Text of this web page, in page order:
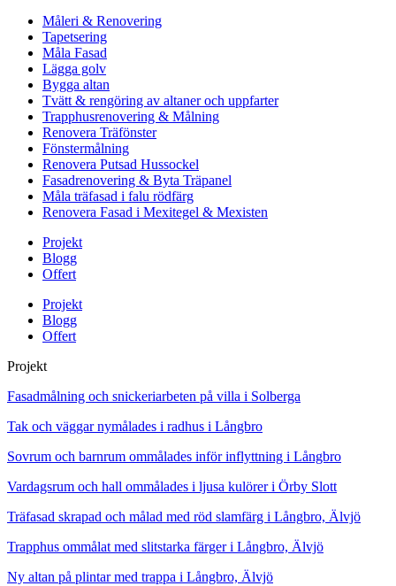
Måleri & Renovering
Tapetsering
Måla Fasad
Lägga golv
Bygga altan
Tvätt & rengöring av altaner och uppfarter
Trapphusrenovering & Målning
Renovera Träfönster
Fönstermålning
Renovera Putsad Hussockel
Fasadrenovering & Byta Träpanel
Måla träfasad i falu rödfärg
Renovera Fasad i Mexitegel & Mexisten
Projekt
Blogg
Offert
Projekt
Blogg
Offert
Projekt
Fasadmålning och snickeriarbeten på villa i Solberga
Tak och väggar nymålades i radhus i Långbro
Sovrum och barnrum ommålades inför inflyttning i Långbro
Vardagsrum och hall ommålades i ljusa kulörer i Örby Slott
Träfasad skrapad och målad med röd slamfärg i Långbro, Älvjö
Trapphus ommålat med slitstarka färger i Långbro, Älvjö
Ny altan på plintar med trappa i Långbro, Älvjö